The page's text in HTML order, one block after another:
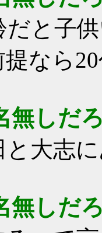
だと子
なら
無しだ
と大志
無しだ